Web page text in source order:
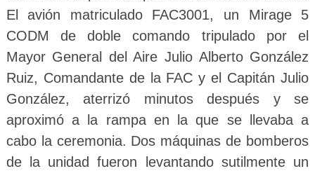
El avión matriculado FAC3001, un Mirage 5
CODM de doble comando tripulado por el
Mayor General del Aire Julio Alberto González
Ruiz, Comandante de la FAC y el Capitán Julio
González, aterrizó minutos después y se
aproximó a la rampa en la que se llevaba a
cabo la ceremonia. Dos máquinas de bomberos
de la unidad fueron levantando sutilmente un